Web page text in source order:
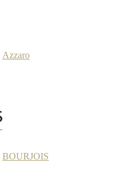
Azzaro
BOURJOIS